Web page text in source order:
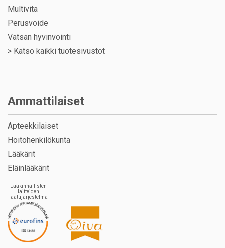
Multivita
Perusvoide
Vatsan hyvinvointi
> Katso kaikki tuotesivustot
Ammattilaiset
Apteekkilaiset
Hoitohenkilökunta
Lääkärit
Eläinlääkärit
Lääkinnällisten
laitteiden
laatujärjestelmä